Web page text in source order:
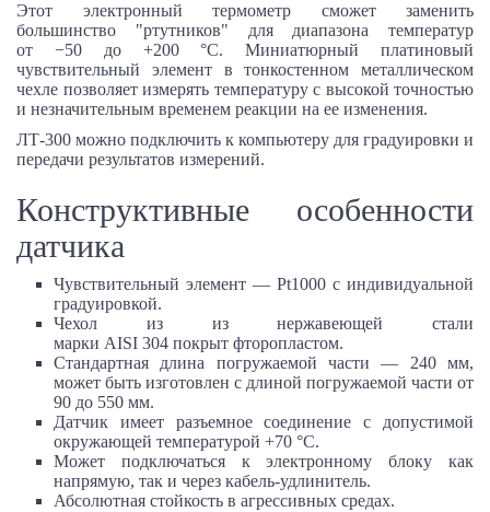
Этот электронный термометр сможет заменить
большинство "ртутников" для диапазона температур
от −50 до +200 °С. Миниатюрный платиновый
чувствительный элемент в тонкостенном металлическом
чехле позволяет измерять температуру с высокой точностью
и незначительным временем реакции на ее изменения.
ЛТ‑300 можно подключить к компьютеру для градуировки и
передачи результатов измерений.
Конструктивные особенности
датчика
Чувствительный элемент — Pt1000 с индивидуальной
градуировкой.
Чехол из из нержавеющей стали
марки AISI 304 покрыт фторопластом.
Стандартная длина погружаемой части — 240 мм,
может быть изготовлен с длиной погружаемой части от
90 до 550 мм.
Датчик имеет разъемное соединение с допустимой
окружающей температурой +70 °С.
Может подключаться к электронному блоку как
напрямую, так и через кабель-удлинитель.
Абсолютная стойкость в агрессивных средах.